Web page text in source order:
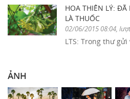
HOA THIÊN LÝ:
LÀ THUỐC
02/06/2015 08:04,
LTS: Trong thư
ẢNH